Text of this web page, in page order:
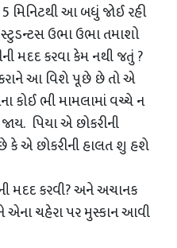
મિનિટથી આ બધું જોઈ રહી
ઉભા ઉભા તમાશો
મદદ કરવા કેમ નથી જતું ?
આ વિશે પૂછે છે તો એ
કોઈ ભી મામલામાં વચ્ચે ન
પિયા એ છોકરીની
કે એ છોકરીની હાલત શુ હશે
મદદ કરવી? અને અચાનક
ચહેરા પર મુસ્કાન આવી